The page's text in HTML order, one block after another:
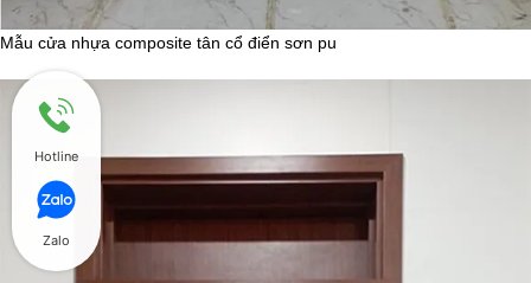
Mẫu cửa nhựa composite tân cổ điển sơn pu
Hotline
Zalo